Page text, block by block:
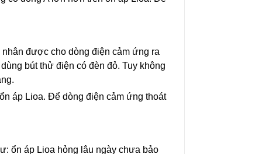
được cho dòng điện cảm ứng ra
bút thử điện có đèn đỏ. Tuy không
áp Lioa. Để dòng điện cảm ứng thoát
ổn áp Lioa hỏng lâu ngày chưa bảo